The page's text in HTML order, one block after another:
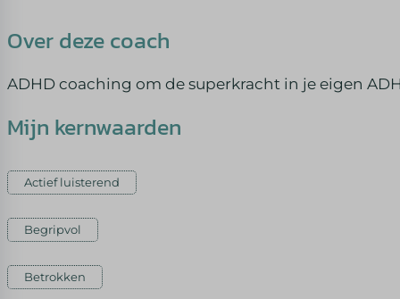
Over deze coach
ADHD coaching om de superkracht in je eigen
Mijn kernwaarden
Actief luisterend
Begripvol
Betrokken